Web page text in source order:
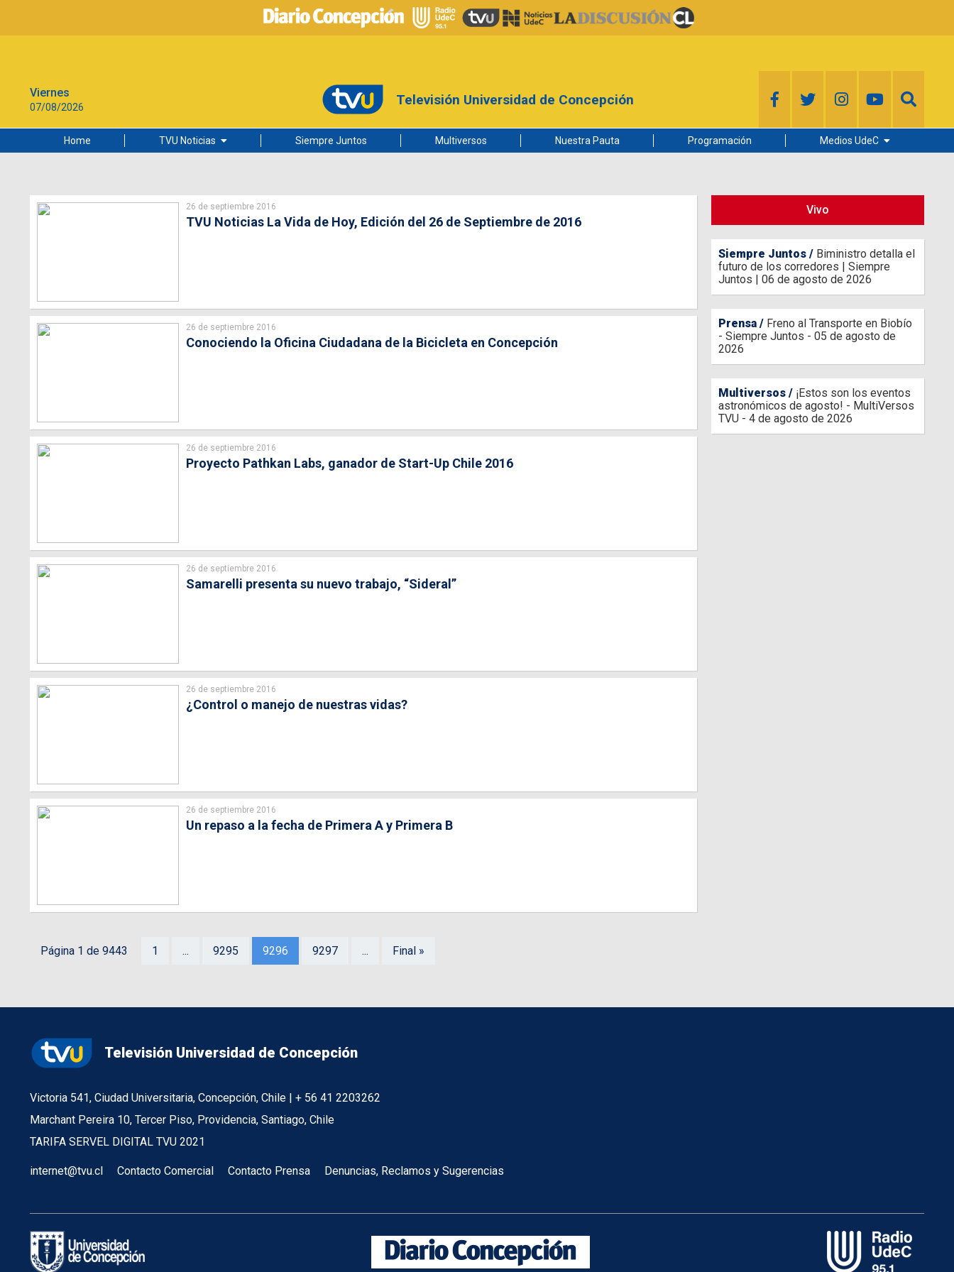
Viernes
07/08/2026 Televisión Universidad de Concepción
Home TVU Noticias
Ciudad
Siempre Juntos Multiversos Nuestra Pauta Programación Medios UdeC
Radio UdeC
26 de septiembre 2016
TVU Noticias La Vida de Hoy, Edición del 26 de Septiembre de 2016
26 de septiembre 2016
Conociendo la Oficina Ciudadana de la Bicicleta en Concepción
26 de septiembre 2016
Proyecto Pathkan Labs, ganador de Start-Up Chile 2016
26 de septiembre 2016
Samarelli presenta su nuevo trabajo, “Sideral”
26 de septiembre 2016
¿Control o manejo de nuestras vidas?
26 de septiembre 2016
Un repaso a la fecha de Primera A y Primera B
Página 1 de 9443 1 ... 9295 9296 9297 ... Final »
Vivo
Siempre Juntos
Biministro detalla el
futuro de los corredores | Siempre
Juntos | 06 de agosto de 2026
Prensa
Freno al Transporte en Biobío
- Siempre Juntos - 05 de agosto de
2026
Multiversos
¡Estos son los eventos
astronómicos de agosto! - MultiVersos
TVU - 4 de agosto de 2026
Televisión Universidad de Concepción
Victoria 541, Ciudad Universitaria, Concepción, Chile | + 56 41 2203262
Marchant Pereira 10, Tercer Piso, Providencia, Santiago, Chile
TARIFA SERVEL DIGITAL TVU 2021
internet@tvu.cl Contacto Comercial Contacto Prensa Denuncias, Reclamos y Sugerencias